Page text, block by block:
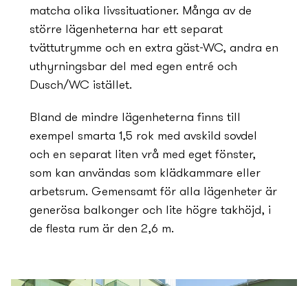
matcha olika livssituationer. Många av de
större lägenheterna har ett separat
tvättutrymme och en extra gäst-WC, andra en
uthyrningsbar del med egen entré och
Dusch/WC istället.
Bland de mindre lägenheterna finns till
exempel smarta 1,5 rok med avskild sovdel
och en separat liten vrå med eget fönster,
som kan användas som klädkammare eller
arbetsrum. Gemensamt för alla lägenheter är
generösa balkonger och lite högre takhöjd, i
de flesta rum är den 2,6 m.